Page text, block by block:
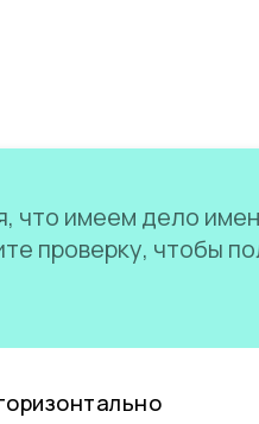
что имеем дело
проверку, чтобы